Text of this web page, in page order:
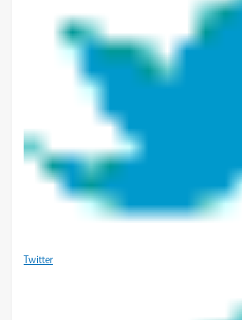
Twitter